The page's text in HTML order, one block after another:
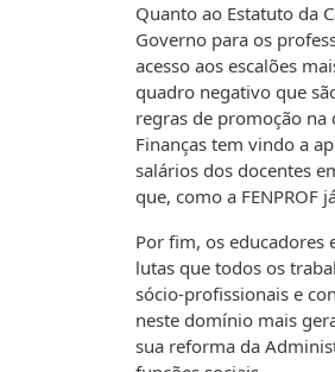
Quanto ao Estatuto da
Governo para os
acesso aos escalões
quadro negativo que
regras de promoção na
Finanças tem vindo a
salários dos docentes
que, como a FENPROF
Por fim, os educadores
lutas que todos os
sócio-profissionais e
neste domínio mais
sua reforma da